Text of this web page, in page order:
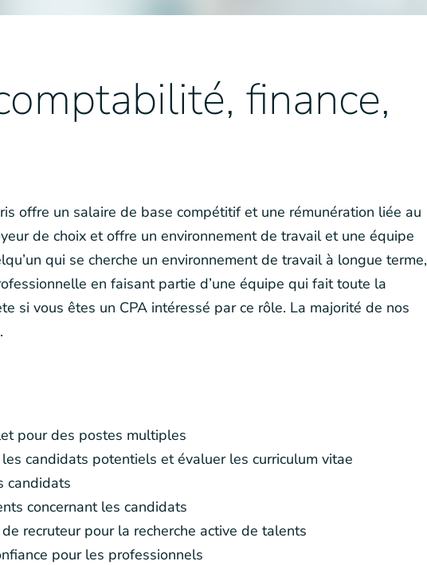
finance,
offre un salaire de base compétitif et une rémunération liée au
de choix et offre un environnement de travail et une équipe
qui se cherche un environnement de travail à longue terme,
en faisant partie d’une équipe qui fait toute la
si vous êtes un CPA intéressé par ce rôle. La majorité de nos
pour des postes multiples
candidats potentiels et évaluer les curriculum vitae
candidats
concernant les candidats
recruteur pour la recherche active de talents
pour les professionnels